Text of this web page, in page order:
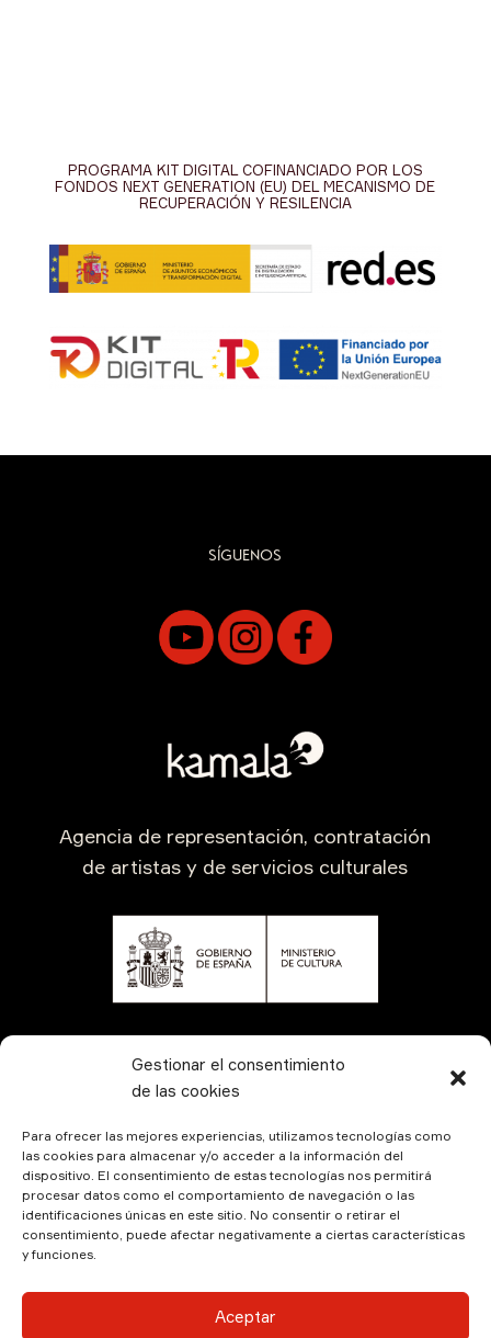
Gestionar el consentimiento
de las cookies
Para ofrecer las mejores experiencias, utilizamos tecnologías como
las cookies para almacenar y/o acceder a la información del
dispositivo. El consentimiento de estas tecnologías nos permitirá
procesar datos como el comportamiento de navegación o las
identificaciones únicas en este sitio. No consentir o retirar el
consentimiento, puede afectar negativamente a ciertas características
y funciones.
Aceptar
PROGRAMA KIT DIGITAL COFINANCIADO POR LOS
FONDOS NEXT GENERATION (EU) DEL MECANISMO DE
RECUPERACIÓN Y RESILENCIA
SÍGUENOS
Agencia de representación, contratación
de artistas y de servicios culturales